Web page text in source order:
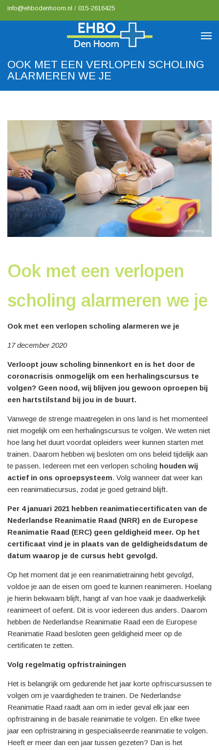
info@ehbodenhoorn.nl / 015-2616425
OOK MET EEN VERLOPEN SCHOLING
ALARMEREN WE JE
Ook met een verlopen
scholing alarmeren we je
Ook met een verlopen scholing alarmeren we je
17 december 2020
Verloopt jouw scholing binnenkort en is het door de
coronacrisis onmogelijk om een herhalingscursus te
volgen? Geen nood, wij blijven jou gewoon oproepen bij
een hartstilstand bij jou in de buurt.
Vanwege de strenge maatregelen in ons land is het momenteel
niet mogelijk om een herhalingscursus te volgen. We weten niet
hoe lang het duurt voordat opleiders weer kunnen starten met
trainen. Daarom hebben wij besloten om ons beleid tijdelijk aan
te passen. Iedereen met een verlopen scholing houden wij
actief in ons oproepsysteem. Volg wanneer dat weer kan
een reanimatiecursus, zodat je goed getraind blijft.
Per 4 januari 2021 hebben reanimatiecertificaten van de
Nederlandse Reanimatie Raad (NRR) en de Europese
Reanimatie Raad (ERC) geen geldigheid meer. Op het
certificaat vind je in plaats van de geldigheidsdatum de
datum waarop je de cursus hebt gevolgd.
Op het moment dat je een reanimatietraining hebt gevolgd,
voldoe je aan de eisen om goed te kunnen reanimeren. Hoelang
je hierin bekwaam blijft, hangt af van hoe vaak je daadwerkelijk
reanimeert of oefent. Dit is voor iedereen dus anders. Daarom
hebben de Nederlandse Reanimatie Raad een de Europese
Reanimatie Raad besloten geen geldigheid meer op de
certificaten te zetten.
Volg regelmatig opfristrainingen
Het is belangrijk om gedurende het jaar korte opfriscursussen te
volgen om je vaardigheden te trainen. De Nederlandse
Reanimatie Raad raadt aan om in ieder geval elk jaar een
opfristraining in de basale reanimatie te volgen. En elke twee
jaar een opfristraining in gespecialiseerde reanimatie te volgen.
Heeft er meer dan een jaar tussen gezeten? Dan is het